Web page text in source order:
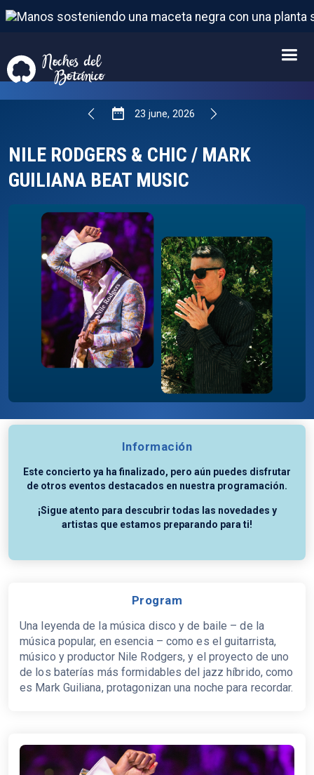
NILE RODGERS & CHIC / MARK GUILIANA BEAT
23 FROM JUNE, 2026
23 june, 2026
NILE RODGERS & CHIC / MARK
GUILIANA BEAT MUSIC
Program
Una leyenda de la música disco y de baile – de la
música popular, en esencia – como es el guitarrista,
músico y productor Nile Rodgers, y el proyecto de uno
de los baterías más formidables del jazz híbrido, como
es Mark Guiliana, protagonizan una noche para recordar.
Información
Este concierto ya ha finalizado, pero aún puedes disfrutar
de otros eventos destacados en nuestra programación.
¡Sigue atento para descubrir todas las novedades y
artistas que estamos preparando para ti!